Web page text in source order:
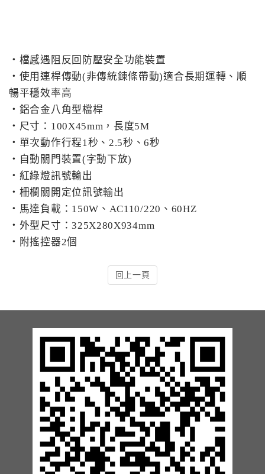
門禁人臉辨識系列
停車場收費系統系列
人員通關管制機系列
智能汽機車充電樁設備系列
長距離讀卡機系列
紅綠燈號誌系列
車位架系列
‧檔感遇阻反回防壓安全功能裝置
‧使用連桿傳動(非傳統鍊條帶動)適合長期運轉、順
暢平穩效率高
‧鋁合金八角型檔桿
‧尺寸：100X45mm，長度5M
‧單次動作行程1秒、2.5秒、6秒
‧自動關門裝置(字動下放)
‧紅綠燈訊號輸出
‧柵欄關開定位訊號輸出
‧馬達負載：150W、AC110/220、60HZ
‧外型尺寸：325X280X934mm
‧附搖控器2個
回上一頁